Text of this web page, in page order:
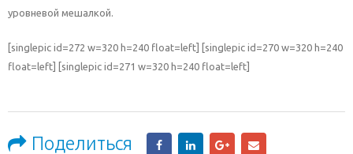
уровневой мешалкой.
[singlepic id=272 w=320 h=240 float=left] [singlepic id=270 w=320 h=240
float=left] [singlepic id=271 w=320 h=240 float=left]
Поделиться